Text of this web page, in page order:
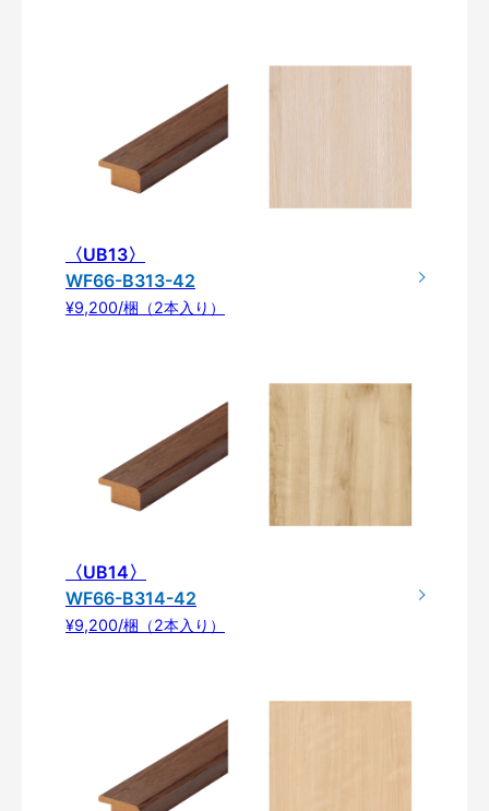
〈UB13〉
WF66-B313-42
¥9,200/梱（2本入り）
〈UB14〉
WF66-B314-42
¥9,200/梱（2本入り）